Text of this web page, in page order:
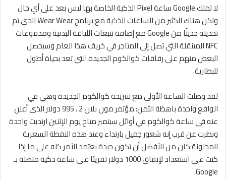
لا تملك Google ساعة Pixel الذكية الخاصة بها ليس بعد على أي حال
ولكن هناك الكثير من الساعات الذكية مع برنامج Wear Wear الذي تم
تحديثه حديثًا من Google مع إضافة تتبعات اللياقة البدنية ومدفوعات
NFC المتنقلة التي تصل إلى المتاجر في خريف هذا العام وسيحصل
البعض منهم على رقاقات كوالكوم الجديدة التي تعد بحياة أطول
للبطارية.
لقد وصلت الساعة الأولى مع شريحة كوالكوم الجديدة وهي في
الواقع واحدة باهظة الثمن: مؤتمر مون بلان 2 ، 995 دولار الذي أعلن
عنه في ساعة كوالكوم في أوائل سبتمبر متاح يوم الإثنين ارتديت واحدة
ونظرت عن قرب إنه شعور جميل بارتداء وعند هذه النقطة السعرية
المجنونة كان من الأفضل أن تكون جيدة يعتمد الأمر كله على ما إذا
كنت على استعداد لإنفاق 1000 دولار تقريبًا على ساعة ذكية متصلة بـ
Google.